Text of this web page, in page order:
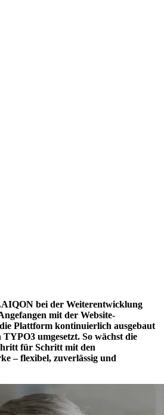
bei der Weiterentwicklung
mit der Website-
Plattform kontinuierlich ausgebaut
umgesetzt. So wächst die
für Schritt mit den
– flexibel, zuverlässig und